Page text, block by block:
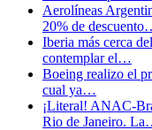
Aerolíneas
20% de
Iberia más cerca
contemplar el…
Boeing realizo el
cual ya…
¡Literal! ANAC-
Rio de Janeiro.